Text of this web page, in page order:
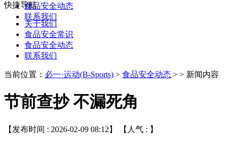
食品安全动态
联系我们
快捷导航
关于我们
食品安全常识
食品安全动态
联系我们
当前位置： 必一·运动(B-Sports) > 食品安全动态 > > 新闻内容
节前查抄 不漏死角
【发布时间 : 2026-02-09 08:12】 【人气 : 】